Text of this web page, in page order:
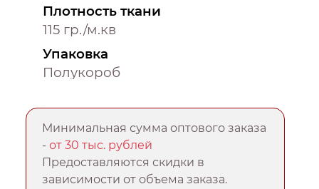
Плотность ткани
115 гр./м.кв
Упаковка
Полукороб
Минимальная сумма оптового заказа
-от 30 тыс. рублей
Предоставляются скидки в
зависимости от объема заказа.